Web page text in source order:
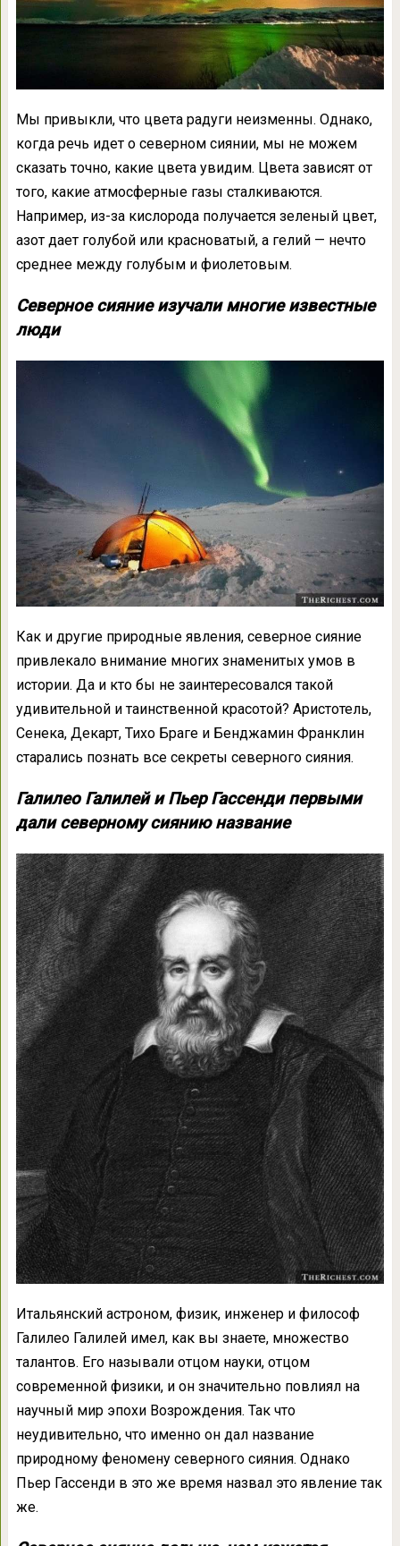
Мы привыкли, что цвета радуги неизменны. Однако,
когда речь идет о северном сиянии, мы не можем
сказать точно, какие цвета увидим. Цвета зависят от
того, какие атмосферные газы сталкиваются.
Например, из-за кислорода получается зеленый цвет,
азот дает голубой или красноватый, а гелий — нечто
среднее между голубым и фиолетовым.
Северное сияние изучали многие известные
люди
Как и другие природные явления, северное сияние
привлекало внимание многих знаменитых умов в
истории. Да и кто бы не заинтересовался такой
удивительной и таинственной красотой? Аристотель,
Сенека, Декарт, Тихо Браге и Бенджамин Франклин
старались познать все секреты северного сияния.
Галилео Галилей и Пьер Гассенди первыми
дали северному сиянию название
Итальянский астроном, физик, инженер и философ
Галилео Галилей имел, как вы знаете, множество
талантов. Его называли отцом науки, отцом
современной физики, и он значительно повлиял на
научный мир эпохи Возрождения. Так что
неудивительно, что именно он дал название
природному феномену северного сияния. Однако
Пьер Гассенди в это же время назвал это явление так
же.